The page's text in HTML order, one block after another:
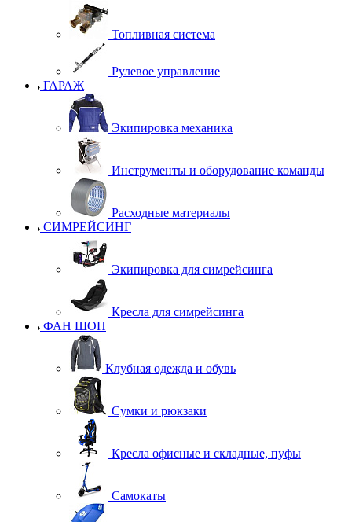
Топливная система
Рулевое управление
ГАРАЖ
Экипировка механика
Инструменты и оборудование команды
Расходные материалы
СИМРЕЙСИНГ
Экипировка для симрейсинга
Кресла для симрейсинга
ФАН ШОП
Клубная одежда и обувь
Сумки и рюкзаки
Кресла офисные и складные, пуфы
Самокаты